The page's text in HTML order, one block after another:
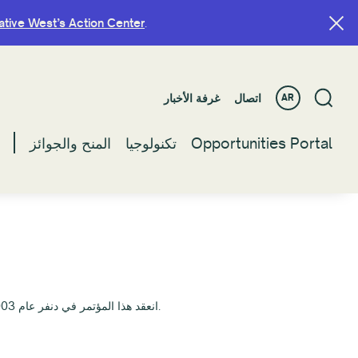
West’s Action Center.
غرفة الأخبار اتصال AR
المنح والجوائز تكنولوجيا Opportunities Portal
West’s Action Center.
غرفة الأخبار اتصال AR
المنح والجوائز تكنولوجيا Opportunities Portal
انعقد هذا المؤتمر في دنفر عام 2003، واستكشف مجموعة واسعة من الأساليب لمعالجة القضايا الحالية والمستقبلية في مجال هيكل وعمليات وكالات الفنون الحكومية.